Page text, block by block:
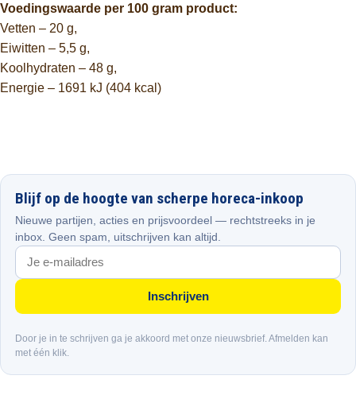
Voedingswaarde per 100 gram product:
Vetten – 20 g,
Eiwitten – 5,5 g,
Koolhydraten – 48 g,
Energie – 1691 kJ (404 kcal)
Blijf op de hoogte van scherpe horeca-inkoop
Nieuwe partijen, acties en prijsvoordeel — rechtstreeks in je
inbox. Geen spam, uitschrijven kan altijd.
Inschrijven
Door je in te schrijven ga je akkoord met onze nieuwsbrief. Afmelden kan
met één klik.